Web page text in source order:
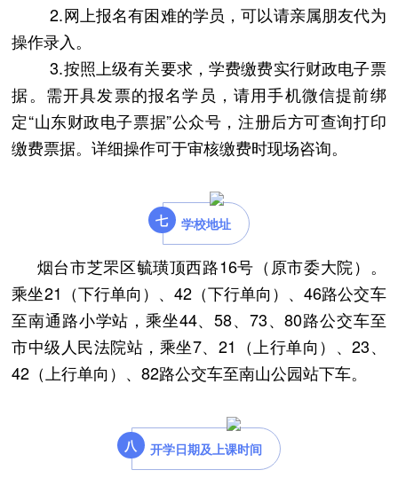
2.网上报名有困难的学员，可以请亲属朋友代为
操作录入。
3.按照上级有关要求，学费缴费实行财政电子票
据。需开具发票的报名学员，请用手机微信提前绑
定“山东财政电子票据”公众号，注册后方可查询打印
缴费票据。详细操作可于审核缴费时现场咨询。
七 学校地址
烟台市芝罘区毓璜顶西路16号（原市委大院）。
乘坐21（下行单向）、42（下行单向）、46路公交车
至南通路小学站，乘坐44、58、73、80路公交车至
市中级人民法院站，乘坐7、21（上行单向）、23、
42（上行单向）、82路公交车至南山公园站下车。
八 开学日期及上课时间